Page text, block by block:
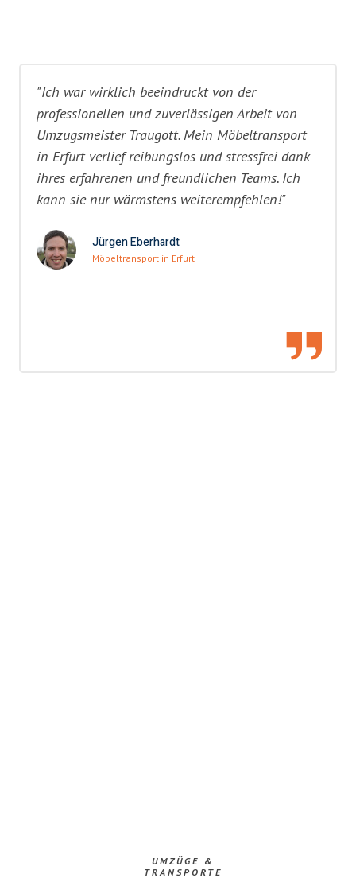
"Ich war wirklich beeindruckt von der
professionellen und zuverlässigen Arbeit von
Umzugsmeister Traugott. Mein Möbeltransport
in Erfurt verlief reibungslos und stressfrei dank
ihres erfahrenen und freundlichen Teams. Ich
kann sie nur wärmstens weiterempfehlen!"
Jürgen Eberhardt
Möbeltransport in Erfurt
UMZÜGE &
TRANSPORTE